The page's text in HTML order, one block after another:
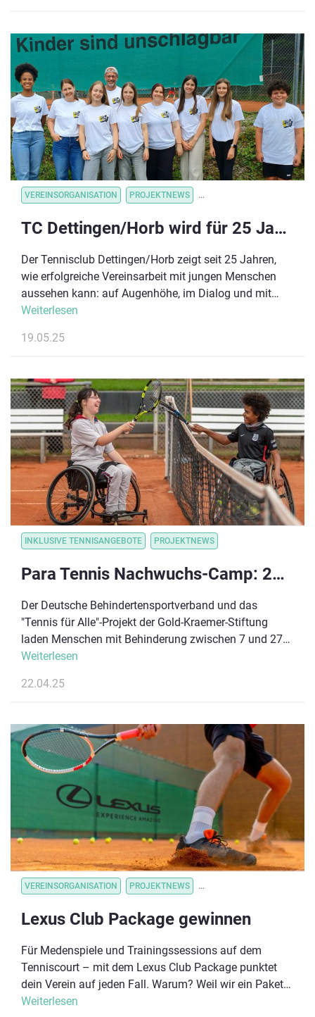
auszuprobieren und dich mit Spieler:innen sowie
Turnierausrichter:innen auszutauschen. Egal ob kleiner
Verein oder großer Club – lass dich vom Beach Tennis-
Spirit begeistern und sammle vor Ort praktische
Impulse, wie du die Trendsportart in deinen
Vereinsalltag integrieren kannst.
VEREINSORGANISATION PROJEKTNEWS VEREINSORGANISATION
TC Dettingen/Horb wird für 25 Jahre Kinderrechte im Verein ausgezeichnet
Der Tennisclub Dettingen/Horb zeigt seit 25 Jahren,
wie erfolgreiche Vereinsarbeit mit jungen Menschen
aussehen kann: auf Augenhöhe, im Dialog und mit
einem klaren Blick auf die Bedürfnisse der nächsten
– mit einer Belobigung des Deutschen Olympischen
Biebricher Schlossgesprächs am 22. Mai 2025 in
Wiesbaden.
Weiterlesen
19.05.25
INKLUSIVE TENNISANGEBOTE PROJEKTNEWS
Para Tennis Nachwuchs-Camp: 23.-24.08.2025 in Köln
Der Deutsche Behindertensportverband und das
"Tennis für Alle"-Projekt der Gold-Kraemer-Stiftung
laden Menschen mit Behinderung zwischen 7 und 27
Jahren zu einem Trainingswochenende ein. Das
existierenden Para Tennis-Disziplinen werden
sodass sich Interessierte mit ganz unterschiedlichen
Behinderungen anmelden können.
Weiterlesen
22.04.25
VEREINSORGANISATION PROJEKTNEWS VEREINSORGANISATION
Lexus Club Package gewinnen
Für Medenspiele und Trainingssessions auf dem
Tenniscourt – mit dem Lexus Club Package punktet
dein Verein auf jeden Fall. Warum? Weil wir ein Paket
zusammengestellt haben, das vieles enthält, was in
Weiterlesen